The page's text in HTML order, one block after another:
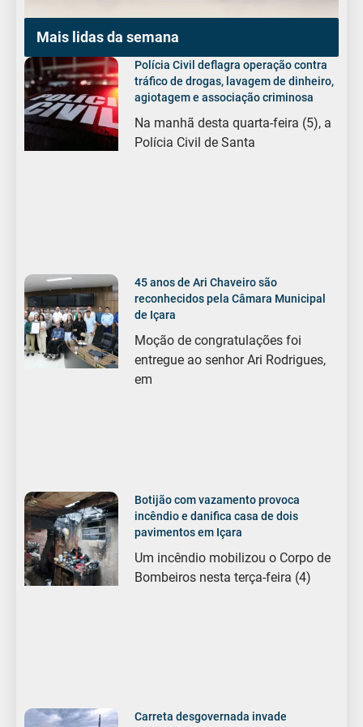
Mais lidas da semana
Polícia Civil deflagra operação contra
tráfico de drogas, lavagem de dinheiro,
agiotagem e associação criminosa
Na manhã desta quarta-feira (5), a
Polícia Civil de Santa
45 anos de Ari Chaveiro são
reconhecidos pela Câmara Municipal
de Içara
Moção de congratulações foi
entregue ao senhor Ari Rodrigues,
em
Botijão com vazamento provoca
incêndio e danifica casa de dois
pavimentos em Içara
Um incêndio mobilizou o Corpo de
Bombeiros nesta terça-feira (4)
Carreta desgovernada invade